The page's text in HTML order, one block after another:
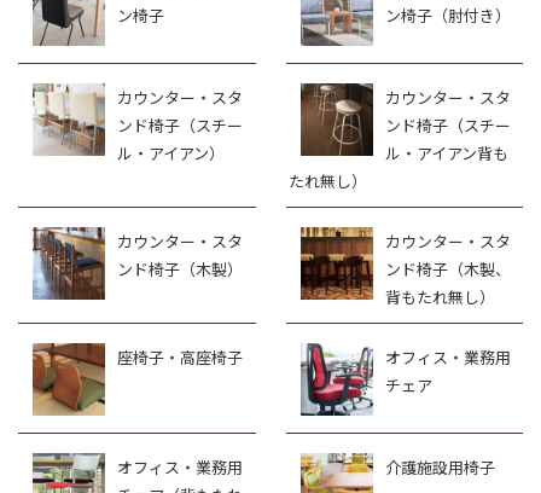
ン椅子
ン椅子（肘付き）
カウンター・スタ
ンド椅子（スチー
ル・アイアン）
カウンター・スタ
ンド椅子（スチー
ル・アイアン背も
たれ無し）
カウンター・スタ
ンド椅子（木製）
カウンター・スタ
ンド椅子（木製、
背もたれ無し）
座椅子・高座椅子
オフィス・業務用
チェア
オフィス・業務用
介護施設用椅子